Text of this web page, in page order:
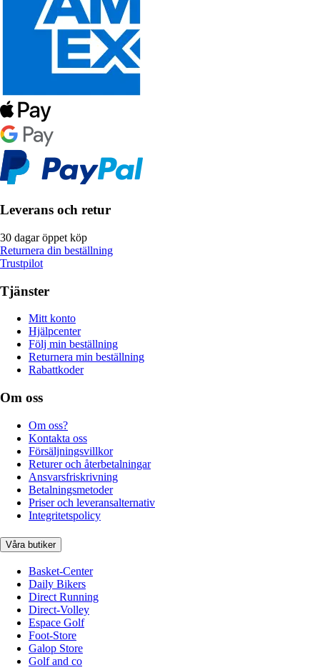
Leverans och retur
30 dagar öppet köp
Returnera din beställning
Trustpilot
Tjänster
Mitt konto
Hjälpcenter
Följ min beställning
Returnera min beställning
Rabattkoder
Om oss
Om oss?
Kontakta oss
Försäljningsvillkor
Returer och återbetalningar
Ansvarsfriskrivning
Betalningsmetoder
Priser och leveransalternativ
Integritetspolicy
Våra butiker
Basket-Center
Daily Bikers
Direct Running
Direct-Volley
Espace Golf
Foot-Store
Galop Store
Golf and co